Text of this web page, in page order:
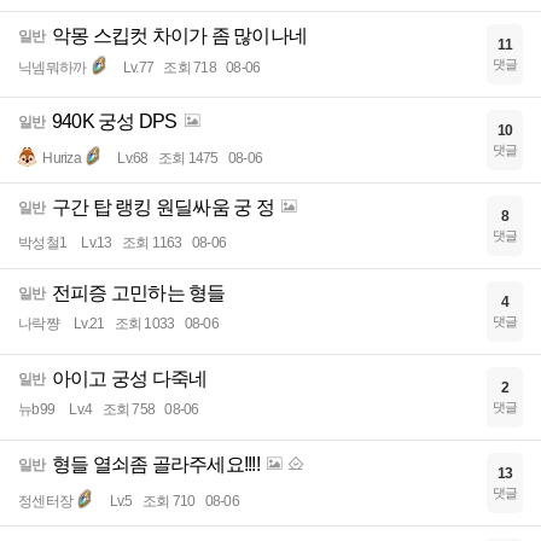
일반 악몽 스킵컷 차이가 좀 많이나네
닉넴뭐하까 Lv.77 조회 718 08-06
11
댓글
일반 940K 궁성 DPS
Huriza Lv.68 조회 1475 08-06
10
댓글
일반 구간 탑 랭킹 원딜싸움 궁 정
박성철1 Lv.13 조회 1163 08-06
8
댓글
일반 전피증 고민하는 형들
나락쨩 Lv.21 조회 1033 08-06
4
댓글
일반 아이고 궁성 다죽네
뉴b99 Lv.4 조회 758 08-06
2
댓글
일반 형들 열쇠좀 골라주세요!!!!
정센터장 Lv.5 조회 710 08-06
13
댓글